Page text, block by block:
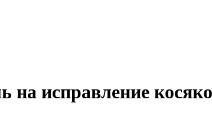
исправление